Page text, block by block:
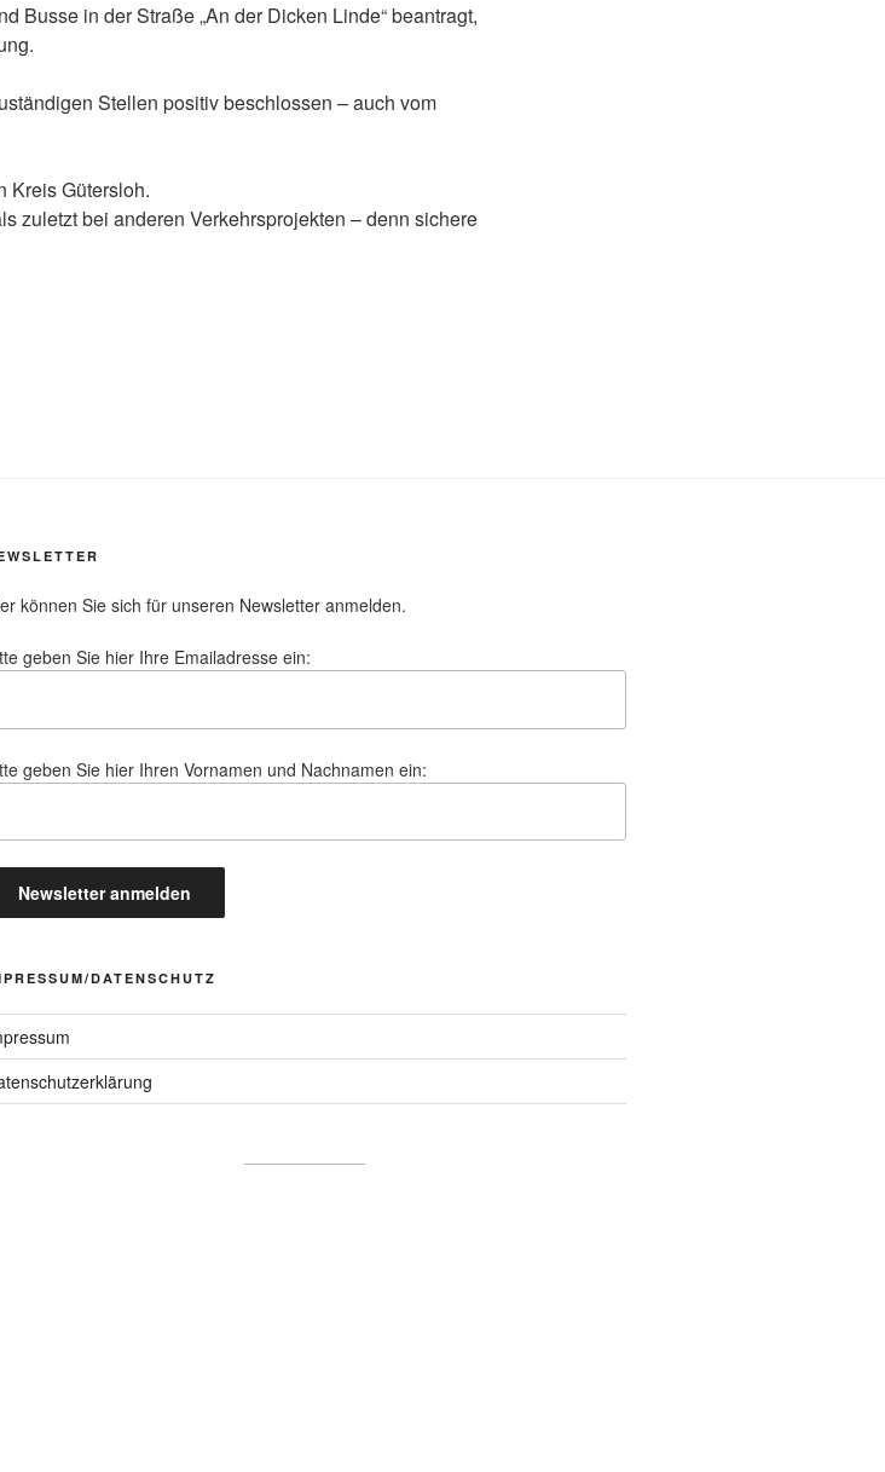
Busse in der Straße „An der Dicken Linde“ beantragt,
Stellen positiv beschlossen – auch vom
Kreis Gütersloh.
zuletzt bei anderen Verkehrsprojekten – denn sichere
können Sie sich für unseren Newsletter anmelden.
geben Sie hier Ihre Emailadresse ein:
geben Sie hier Ihren Vornamen und Nachnamen ein:
DATENSCHUTZ